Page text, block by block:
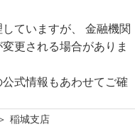
ていますが、 金融機関
更される場合がありま
式情報もあわせてご確
稲城支店